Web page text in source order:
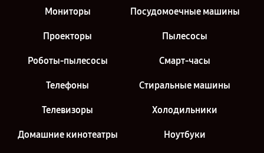
Мониторы Посудомоечные машины
Проекторы Пылесосы
Роботы-пылесосы Смарт-часы
Телефоны Стиральные машины
Телевизоры Холодильники
Домашние кинотеатры Ноутбуки